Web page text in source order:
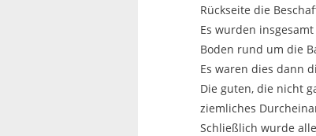
Rückseite die
Es wurden
Boden rund um die
Es waren dies dann
Die guten, die nicht
ziemliches
Schließlich wurde